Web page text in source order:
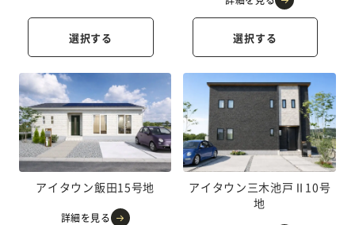
選択する 選択する
アイタウン飯田15号地
詳細を見る
アイタウン三木池戸Ⅱ10号
地